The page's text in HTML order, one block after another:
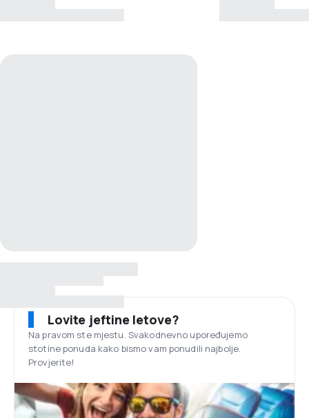
Lovite jeftine letove?
Na pravom ste mjestu. Svakodnevno upoređujemo
stotine ponuda kako bismo vam ponudili najbolje.
Provjerite!